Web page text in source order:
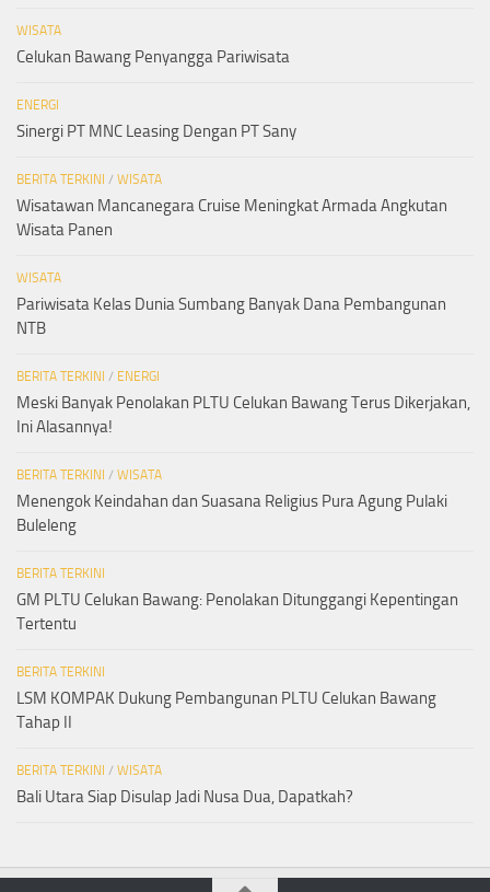
WISATA
Celukan Bawang Penyangga Pariwisata
ENERGI
Sinergi PT MNC Leasing Dengan PT Sany
BERITA TERKINI / WISATA
Wisatawan Mancanegara Cruise Meningkat Armada Angkutan
Wisata Panen
WISATA
Pariwisata Kelas Dunia Sumbang Banyak Dana Pembangunan
NTB
BERITA TERKINI / ENERGI
Meski Banyak Penolakan PLTU Celukan Bawang Terus Dikerjakan,
Ini Alasannya!
BERITA TERKINI / WISATA
Menengok Keindahan dan Suasana Religius Pura Agung Pulaki
Buleleng
BERITA TERKINI
GM PLTU Celukan Bawang: Penolakan Ditunggangi Kepentingan
Tertentu
BERITA TERKINI
LSM KOMPAK Dukung Pembangunan PLTU Celukan Bawang
Tahap II
BERITA TERKINI / WISATA
Bali Utara Siap Disulap Jadi Nusa Dua, Dapatkah?